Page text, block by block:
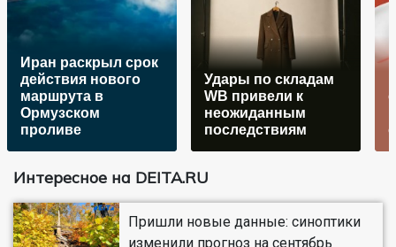
Иран раскрыл срок
действия нового
маршрута в
Ормузском
проливе
Удары по складам
WB привели к
неожиданным
последствиям
Интересное на DEITA.RU
Пришли новые данные: синоптики
изменили прогноз на сентябрь